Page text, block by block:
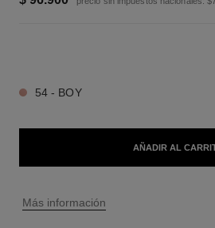
54 - BOY
AÑADIR AL
↩
Más información